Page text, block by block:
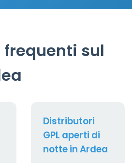
frequenti sul
Distributori
GPL aperti di
notte in Ardea